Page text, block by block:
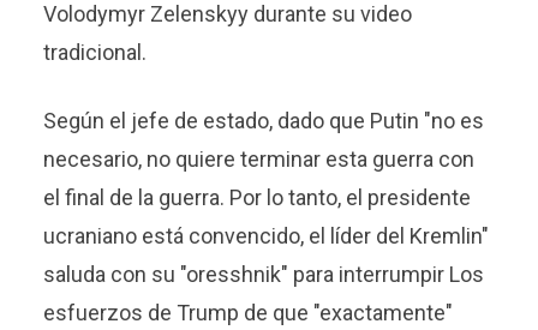
Volodymyr Zelenskyy durante su video
tradicional.
Según el jefe de estado, dado que Putin "no es
necesario, no quiere terminar esta guerra con
el final de la guerra. Por lo tanto, el presidente
ucraniano está convencido, el líder del Kremlin"
saluda con su "oresshnik" para interrumpir Los
esfuerzos de Trump de que "exactamente"